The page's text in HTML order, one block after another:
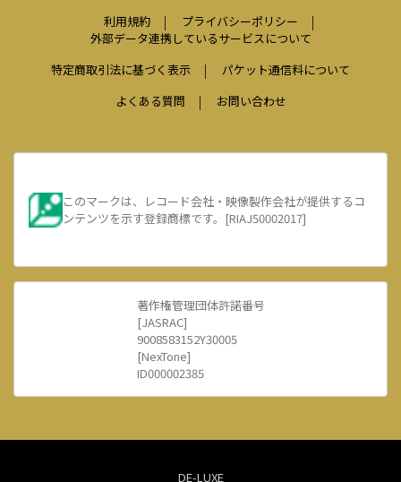
利用規約
プライバシーポリシー
外部データ連携しているサービスについて
特定商取引法に基づく表示
パケット通信料について
よくある質問
お問い合わせ
このマークは、レコード会社・映像製作会社が提供するコ
ンテンツを示す登録商標です。[RIAJ50002017]
著作権管理団体許諾番号
[JASRAC]
9008583152Y30005
[NexTone]
ID000002385
DE-LUXE